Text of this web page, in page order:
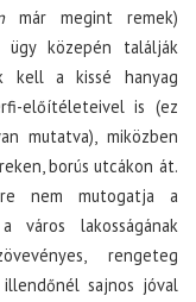
már megint remek)
ügy közepén találják
kell a kissé hanyag
előítéleteivel is (ez
mutatva), miközben
borús utcákon át.
nem mutogatja a
város lakosságának
rengeteg
sajnos jóval